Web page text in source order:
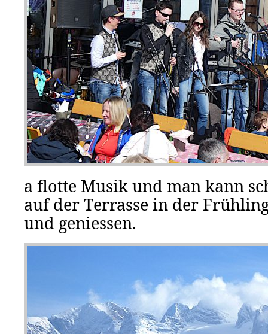
a flotte Musik und man kann
auf der Terrasse in der
und geniessen.